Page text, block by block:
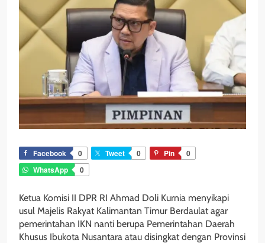
Facebook 0 Tweet 0 Pin
0
WhatsApp
0
Ketua Komisi II DPR RI Ahmad Doli Kurnia menyikapi
usul Majelis Rakyat Kalimantan Timur Berdaulat agar
pemerintahan IKN nanti berupa Pemerintahan Daerah
Khusus Ibukota Nusantara atau disingkat dengan Provinsi